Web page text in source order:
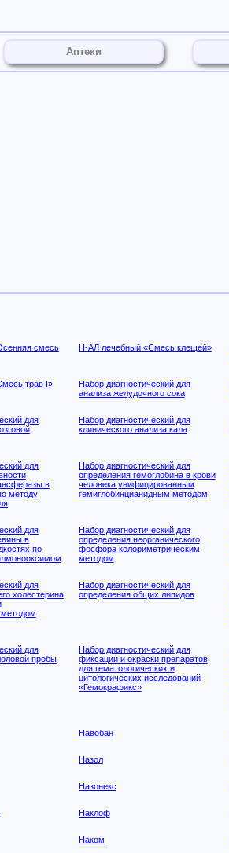
Аптеки
смесь
Н-АЛ лечебный «Смесь клещей»
трав I»
Набор диагностический для
анализа желудочного сока
для
Набор диагностический для
клинического анализа кала
для
в
методу
Набор диагностический для
определения гемоглобина в крови
человека унифицированным
гемиглобинцианидным методом
для
в
по
Набор диагностический для
определения неорганического
фосфора колориметрическим
методом
для
холестерина
Набор диагностический для
определения общих липидов
для
пробы
Набор диагностический для
фиксации и окраски препаратов
для гематологических и
цитологических исследований
«Гемокрафикс»
Навобан
Назол
Назонекс
Наклоф
Наком